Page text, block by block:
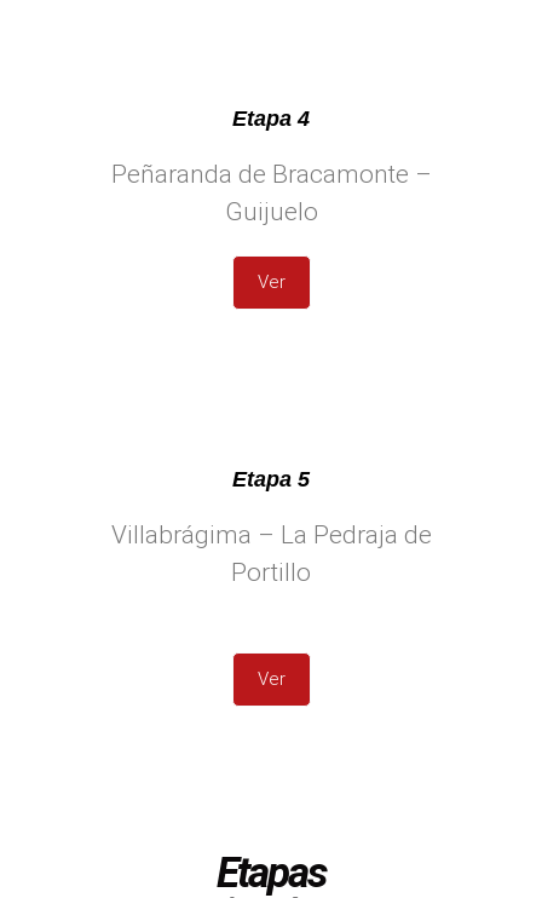
Etapa 4
Peñaranda de Bracamonte –
Guijuelo
Ver
Etapa 5
Villabrágima – La Pedraja de
Portillo
Ver
Etapas